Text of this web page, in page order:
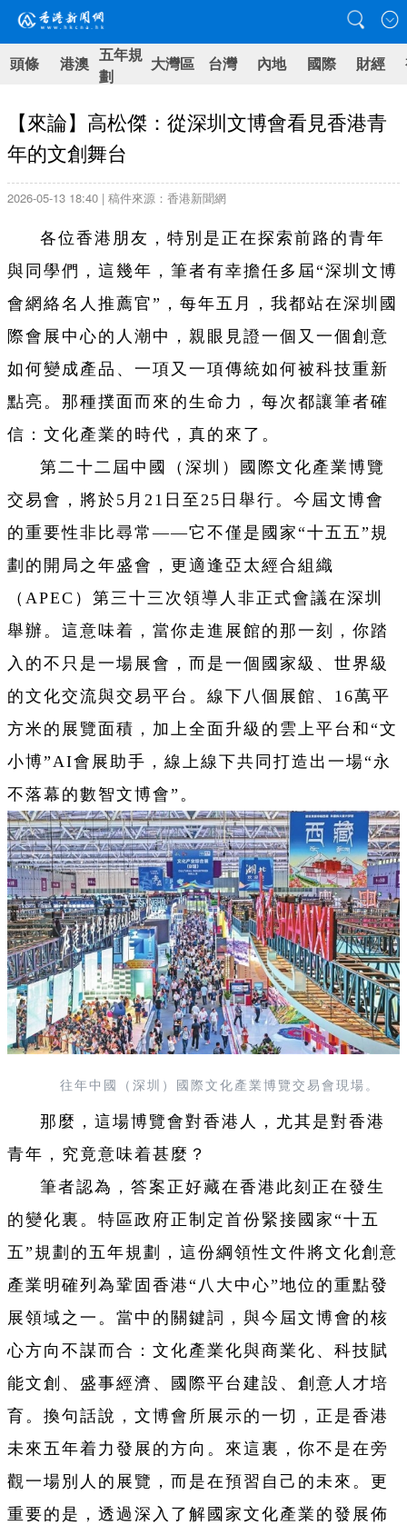
頭條 港澳 五年規
劃
大灣區 台灣 內地 國際 財經
【來論】高松傑：從深圳文博會看見香港青
年的文創舞台
2026-05-13 18:40 | 稿件來源：香港新聞網
各位香港朋友，特別是正在探索前路的青年
與同學們，這幾年，筆者有幸擔任多屆“深圳文博
會網絡名人推薦官”，每年五月，我都站在深圳國
際會展中心的人潮中，親眼見證一個又一個創意
如何變成產品、一項又一項傳統如何被科技重新
點亮。那種撲面而來的生命力，每次都讓筆者確
信：文化產業的時代，真的來了。
第二十二屆中國（深圳）國際文化產業博覽
交易會，將於5月21日至25日舉行。今屆文博會
的重要性非比尋常——它不僅是國家“十五五”規
劃的開局之年盛會，更適逢亞太經合組織
（APEC）第三十三次領導人非正式會議在深圳
舉辦。這意味着，當你走進展館的那一刻，你踏
入的不只是一場展會，而是一個國家級、世界級
的文化交流與交易平台。線下八個展館、16萬平
方米的展覽面積，加上全面升級的雲上平台和“文
小博”AI會展助手，線上線下共同打造出一場“永
不落幕的數智文博會”。
往年中國（深圳）國際文化產業博覽交易會現場。
那麼，這場博覽會對香港人，尤其是對香港
青年，究竟意味着甚麼？
筆者認為，答案正好藏在香港此刻正在發生
的變化裏。特區政府正制定首份緊接國家“十五
五”規劃的五年規劃，這份綱領性文件將文化創意
產業明確列為鞏固香港“八大中心”地位的重點發
展領域之一。當中的關鍵詞，與今屆文博會的核
心方向不謀而合：文化產業化與商業化、科技賦
能文創、盛事經濟、國際平台建設、創意人才培
育。換句話說，文博會所展示的一切，正是香港
未來五年着力發展的方向。來這裏，你不是在旁
觀一場別人的展覽，而是在預習自己的未來。更
重要的是，透過深入了解國家文化產業的發展佈